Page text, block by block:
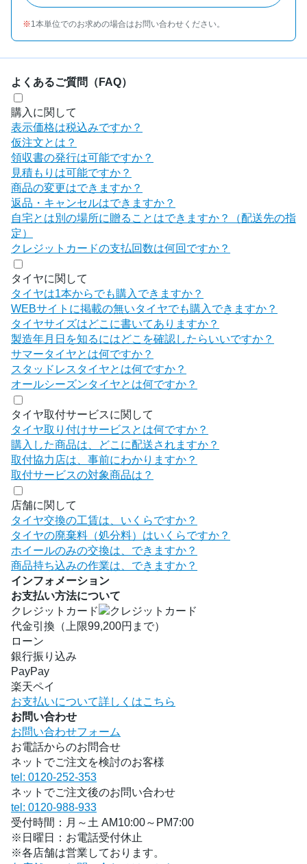
1本単位でのお求めの場合はお問い合わせください。
よくあるご質問（FAQ）
購入に関して
表示価格は税込みですか？
仮注文とは？
領収書の発行は可能ですか？
見積もりは可能ですか？
商品の変更はできますか？
返品・キャンセルはできますか？
自宅とは別の場所に贈ることはできますか？（配送先の指
定）
クレジットカードの支払回数は何回ですか？
タイヤに関して
タイヤは1本からでも購入できますか？
WEBサイトに掲載の無いタイヤでも購入できますか？
タイヤサイズはどこに書いてありますか？
製造年月日を知るにはどこを確認したらいいですか？
サマータイヤとは何ですか？
スタッドレスタイヤとは何ですか？
オールシーズンタイヤとは何ですか？
タイヤ取付サービスに関して
タイヤ取り付けサービスとは何ですか？
購入した商品は、どこに配送されますか？
取付協力店は、事前にわかりますか？
取付サービスの対象商品は？
店舗に関して
タイヤ交換の工賃は、いくらですか？
タイヤの廃棄料（処分料）はいくらですか？
ホイールのみの交換は、できますか？
商品持ち込みの作業は、できますか？
インフォメーション
お支払い方法について
クレジットカード
代金引換（上限99,200円まで）
ローン
銀行振り込み
PayPay
楽天ペイ
お支払いについて詳しくはこちら
お問い合わせ
お問い合わせフォーム
お電話からのお問合せ
ネットでご注文を検討のお客様
tel: 0120-252-353
ネットでご注文後のお問い合わせ
tel: 0120-988-933
受付時間：月～土 AM10:00～PM7:00
※日曜日：お電話受付休止
※各店舗は営業しております。